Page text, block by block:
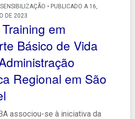
• PUBLICADO A 16,
DE 2023
em
Básico de Vida
Regional em São
associou-se à iniciativa da